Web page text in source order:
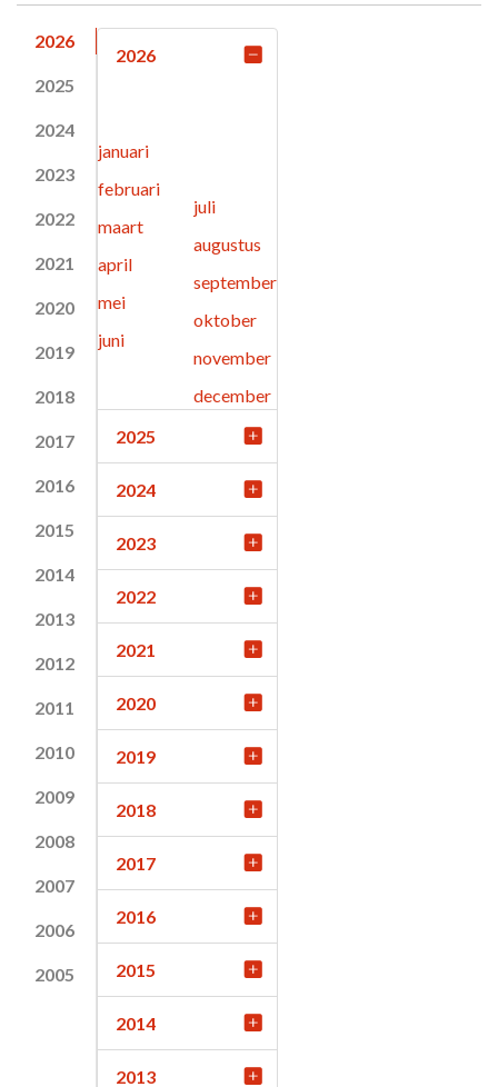
2026
2025
2024
2023
2022
2021
2020
2019
2018
2017
2016
2015
2014
2013
2012
2011
2010
2009
2008
2007
2006
2005
2026
januari
februari
maart
april
mei
juni
juli
augustus
september
oktober
november
december
2025
2024
2023
2022
2021
2020
2019
2018
2017
2016
2015
2014
2013